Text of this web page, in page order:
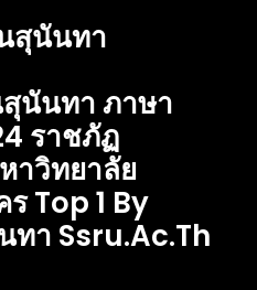
สุนันทา
นันทา ภาษา
ราชภัฏ
าวิทยาลัย
Top 1 By
ทา Ssru.ac.th